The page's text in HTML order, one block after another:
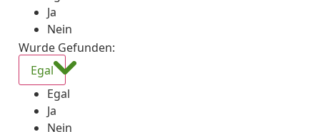
Ja
Nein
Wurde Gefunden:
Egal
Egal
Ja
Nein